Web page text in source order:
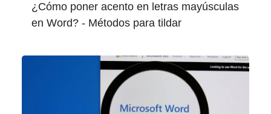
¿Cómo poner acento en letras mayúsculas
en Word? - Métodos para tildar